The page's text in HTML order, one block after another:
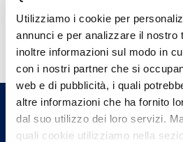
Utilizziamo i cookie per
annunci e per analizzare il nostro
inoltre informazioni sul modo in
con i nostri partner che si
web e di pubblicità, i quali
altre informazioni che ha fornito
dal suo utilizzo dei loro servizi.
quali cookie utilizziamo nella
Hai bisogno di
informazioni?
Trova l'Agenzia più
un nostro Agente.
Contattaci